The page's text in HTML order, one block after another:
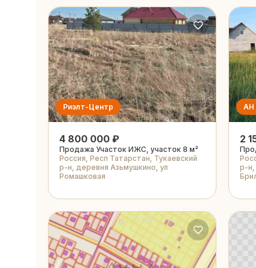
Риэлт-Центр
4 800 000 ₽
Продажа Участок ИЖС, участок 8 м²
Россия, Респ Татарстан, Тукаевский
р-н, деревня Азьмушкино, ул
Ромашковая
АН
2
р-н,